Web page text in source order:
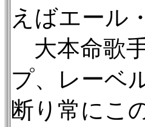
えばエール
大本命歌
プ、レーベ
断り常にこ